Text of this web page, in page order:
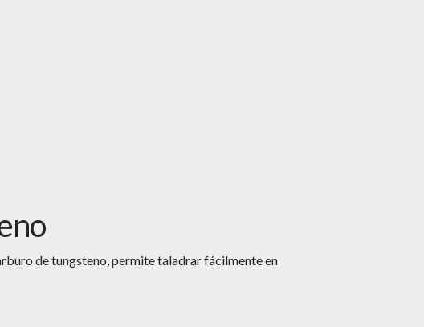
de tungsteno, permite taladrar fácilmente en